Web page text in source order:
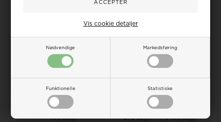
Nødvendige Markedsføring
Funktionelle Statistiske
Vis cookie detaljer
Biobaseret resin Casio Quartz
Herre ur, m...
900,00809,00 DKK
LÆG I KURV
hverdage
mod...
Vejl. udsalgspris1.399,00
LÆG I KURV
På Lager - 1-3 hverdage